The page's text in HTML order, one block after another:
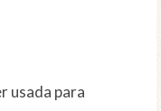
usada para